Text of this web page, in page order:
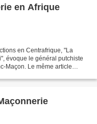
en Afrique
en Centrafrique, "La
évoque le général putchiste
Maçon. Le même article